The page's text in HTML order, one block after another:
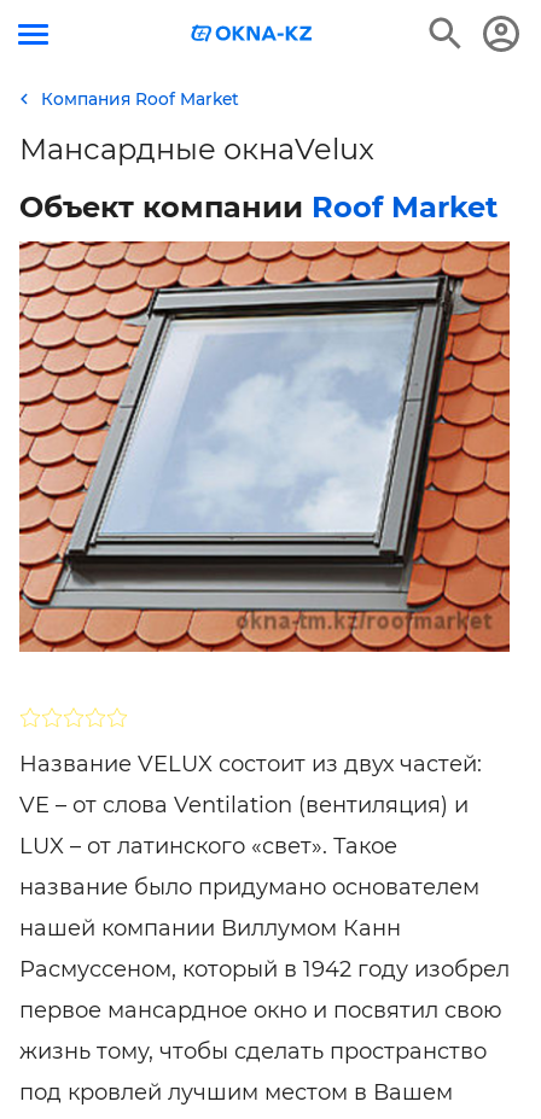
Компания Roof Market
Мансардные окнаVelux
Объект компании Roof Market
SHARE ПОДПИСАТЬСЯ
Название VELUX состоит из двух частей:
VE – от слова Ventilation (вентиляция) и
LUX – от латинского «свет». Такое
название было придумано основателем
нашей компании Виллумом Канн
Расмуссеном, который в 1942 году изобрел
первое мансардное окно и посвятил свою
жизнь тому, чтобы сделать пространство
под кровлей лучшим местом в Вашем